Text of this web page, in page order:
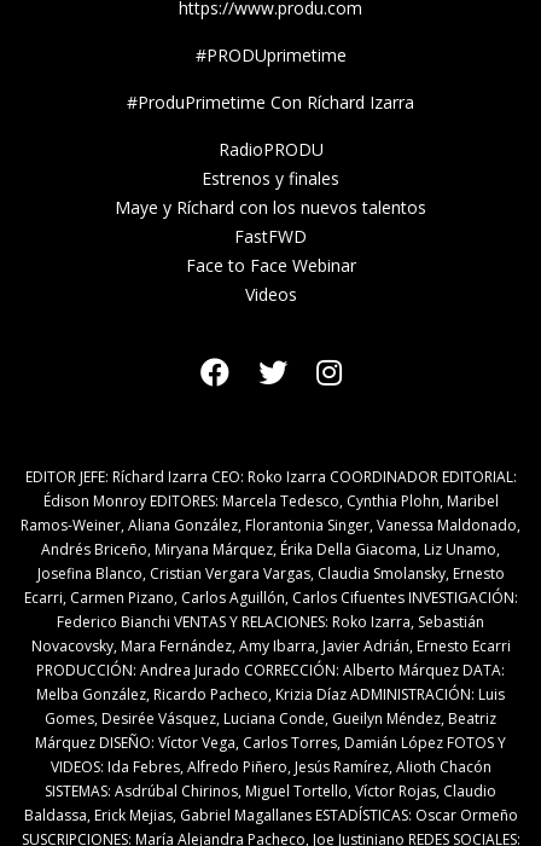
https://www.produ.com
#PRODUprimetime
#ProduPrimetime Con Ríchard Izarra
RadioPRODU
Estrenos y finales
Maye y Ríchard con los nuevos talentos
FastFWD
Face to Face Webinar
Videos
EDITOR JEFE: Ríchard Izarra CEO: Roko Izarra COORDINADOR EDITORIAL:
Édison Monroy EDITORES: Marcela Tedesco, Cynthia Plohn, Maribel
Ramos-Weiner, Aliana González, Florantonia Singer, Vanessa Maldonado,
Andrés Briceño, Miryana Márquez, Érika Della Giacoma, Liz Unamo,
Josefina Blanco, Cristian Vergara Vargas, Claudia Smolansky, Ernesto
Ecarri, Carmen Pizano, Carlos Aguillón, Carlos Cifuentes INVESTIGACIÓN:
Federico Bianchi VENTAS Y RELACIONES: Roko Izarra, Sebastián
Novacovsky, Mara Fernández, Amy Ibarra, Javier Adrián, Ernesto Ecarri
PRODUCCIÓN: Andrea Jurado CORRECCIÓN: Alberto Márquez DATA:
Melba González, Ricardo Pacheco, Krizia Díaz ADMINISTRACIÓN: Luis
Gomes, Desirée Vásquez, Luciana Conde, Gueilyn Méndez, Beatriz
Márquez DISEÑO: Víctor Vega, Carlos Torres, Damián López FOTOS Y
VIDEOS: Ida Febres, Alfredo Piñero, Jesús Ramírez, Alioth Chacón
SISTEMAS: Asdrúbal Chirinos, Miguel Tortello, Víctor Rojas, Claudio
Baldassa, Erick Mejias, Gabriel Magallanes ESTADÍSTICAS: Oscar Ormeño
SUSCRIPCIONES: María Alejandra Pacheco, Joe Justiniano REDES SOCIALES: